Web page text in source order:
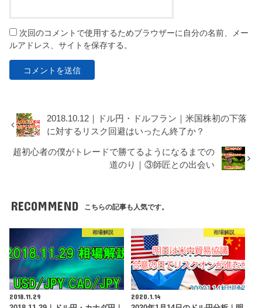
次回のコメントで使用するためブラウザーに自分の名前、メー
ルアドレス、サイトを保存する。
2018.10.12｜ドル円・ドルフラン｜米国株初の下落
に対するリスク回避はいったん終了か？
超初心者の僕がトレードで勝てるようになるまでの
道のり｜③師匠との出会い
RECOMMEND こちらの記事も人気です。
相場解説
2018.11.29
相場解説
2020.1.14